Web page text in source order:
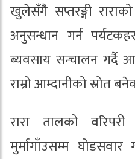
खुलेसँगै सप्तरङ्गी
अनुसन्धान गर्न
ब्यवसाय सन्चालन गर्दै
राम्रो आम्दानीको स्रोत
रारा तालको
मुर्मागाँउसम्म